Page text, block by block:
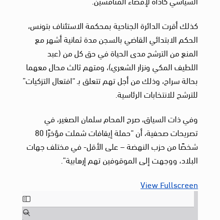
كذلك أقرت الدائرة الجناحية بمحكمة الاستئناف بتونس،
الحكم الابتدائي القاضي بالسجن مدة ثمانية أشهر مع
المنع من الترشح مدى الحياة في حق كل من (عبد
اللطيف المكي ونزار الشعري)، ومتهم ثالث محال معهما
بحالة سراح، وذلك من أجل تهم تتعلق بـ “افتعال التزكيات”
للترشح للانتخابات الرئاسية.
وفي ذات السياق، صرح المحام سلمان الصغير، في
تصريحات صحفية، أن “حملة إيقافات شملت مؤخرًا 80
شخصًا من حزب النهضة – على الأقل- في مختلف جهات
البلاد، ووجهت إلى الموقوفين تهم إرهابية”.
View Fullscreen
to